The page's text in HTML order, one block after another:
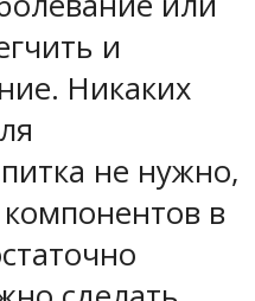
и
Никаких
не нужно,
в